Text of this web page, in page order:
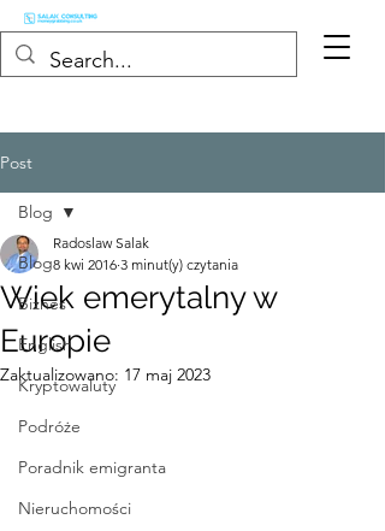
Post
Blog
Biznes
English
Kryptowaluty
Podróże
Poradnik emigranta
Nieruchomości
Blog
Wiek emerytalny w
Europie
Radoslaw Salak
8 kwi 2016 3 minut(y) czytania
Zaktualizowano: 17 maj 2023